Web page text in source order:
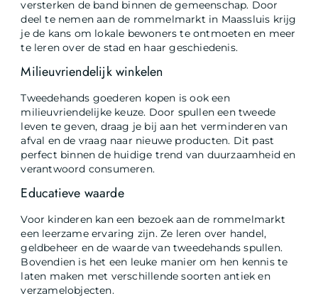
versterken de band binnen de gemeenschap. Door
deel te nemen aan de rommelmarkt in Maassluis krijg
je de kans om lokale bewoners te ontmoeten en meer
te leren over de stad en haar geschiedenis.
Milieuvriendelijk winkelen
Tweedehands goederen kopen is ook een
milieuvriendelijke keuze. Door spullen een tweede
leven te geven, draag je bij aan het verminderen van
afval en de vraag naar nieuwe producten. Dit past
perfect binnen de huidige trend van duurzaamheid en
verantwoord consumeren.
Educatieve waarde
Voor kinderen kan een bezoek aan de rommelmarkt
een leerzame ervaring zijn. Ze leren over handel,
geldbeheer en de waarde van tweedehands spullen.
Bovendien is het een leuke manier om hen kennis te
laten maken met verschillende soorten antiek en
verzamelobjecten.